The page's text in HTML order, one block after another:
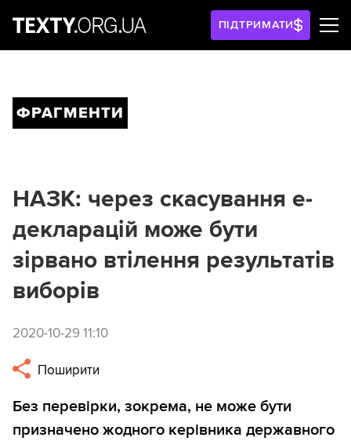
ПІДТРИМАТИ
ФРАГМЕНТИ
НАЗК: через скасування е-
декларацій може бути
зірвано втілення результатів
виборів
2020-10-29 11:10
Поширити
Без перевірки, зокрема, не може бути
призначено жодного керівника державного